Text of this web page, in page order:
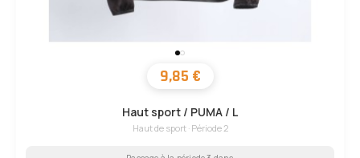
9,85 €
Haut sport / PUMA / L
Haut de sport · Période 2